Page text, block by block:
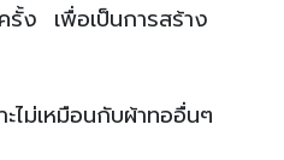
ง เพื่อเป็นการสร้าง
ไม่เหมือนกับผ้าทออื่นๆ